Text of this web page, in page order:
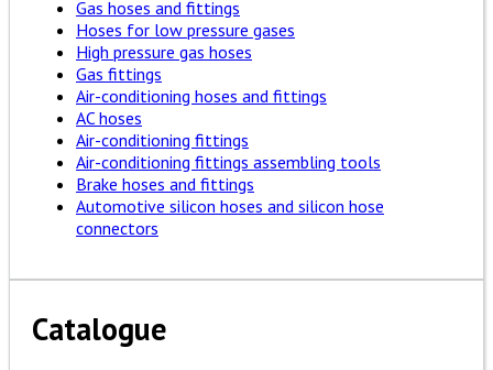
Gas hoses and fittings
Hoses for low pressure gases
High pressure gas hoses
Gas fittings
Air-conditioning hoses and fittings
AC hoses
Air-conditioning fittings
Air-conditioning fittings assembling tools
Brake hoses and fittings
Automotive silicon hoses and silicon hose
connectors
Catalogue